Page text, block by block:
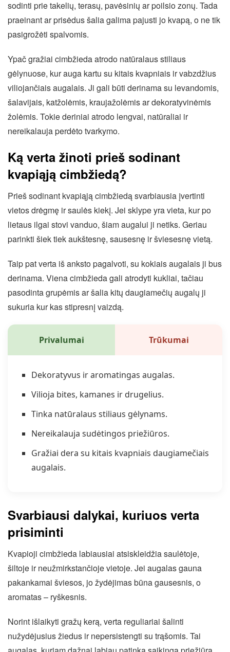
sodinti prie takelių, terasų, pavėsinių ar poilsio zonų. Tada
praeinant ar prisėdus šalia galima pajusti jo kvapą, o ne tik
pasigrožėti spalvomis.
Ypač gražiai cimbžieda atrodo natūralaus stiliaus
gėlynuose, kur auga kartu su kitais kvapniais ir vabzdžius
viliojančiais augalais. Ji gali būti derinama su levandomis,
šalavijais, katžolėmis, kraujažolėmis ar dekoratyvinėmis
žolėmis. Tokie deriniai atrodo lengvai, natūraliai ir
nereikalauja perdėto tvarkymo.
Ką verta žinoti prieš sodinant
kvapiąją cimbžiedą?
Prieš sodinant kvapiąją cimbžiedą svarbiausia įvertinti
vietos drėgmę ir saulės kiekį. Jei sklype yra vieta, kur po
lietaus ilgai stovi vanduo, šiam augalui ji netiks. Geriau
parinkti šiek tiek aukštesnę, sausesnę ir šviesesnę vietą.
Taip pat verta iš anksto pagalvoti, su kokiais augalais ji bus
derinama. Viena cimbžieda gali atrodyti kukliai, tačiau
pasodinta grupėmis ar šalia kitų daugiamečių augalų ji
sukuria kur kas stipresnį vaizdą.
Privalumai Trūkumai
Dekoratyvus ir aromatingas augalas.
Vilioja bites, kamanes ir drugelius.
Tinka natūralaus stiliaus gėlynams.
Nereikalauja sudėtingos priežiūros.
Gražiai dera su kitais kvapniais daugiamečiais
augalais.
Svarbiausi dalykai, kuriuos verta
prisiminti
Kvapioji cimbžieda labiausiai atsiskleidžia saulėtoje,
šiltoje ir neužmirkstančioje vietoje. Jei augalas gauna
pakankamai šviesos, jo žydėjimas būna gausesnis, o
aromatas – ryškesnis.
Norint išlaikyti gražų kerą, verta reguliariai šalinti
nužydėjusius žiedus ir nepersistengti su trąšomis. Tai